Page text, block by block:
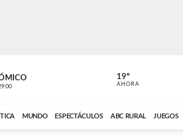
ABC CARDINAL
19º
AHORA
MUNDO ESPECTÁCULOS ABC RURAL JUEGOS